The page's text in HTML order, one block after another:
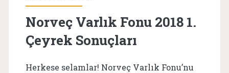
Norveç Varlık Fonu 2018 1.
Çeyrek Sonuçları
Herkese selamlar! Norveç Varlık Fonu’nu